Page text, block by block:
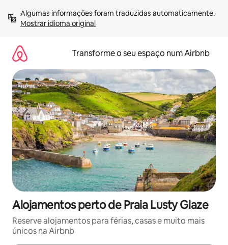
para
Mostrar idioma original
Transforme o seu espaço num Airbnb
Alojamentos perto de Praia Lusty Glaze
Reserve alojamentos para férias, casas e muito mais
únicos na Airbnb